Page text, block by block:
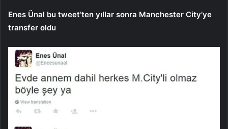
Enes Ünal bu tweet’ten yıllar sonra Manchester City’ye
transfer oldu